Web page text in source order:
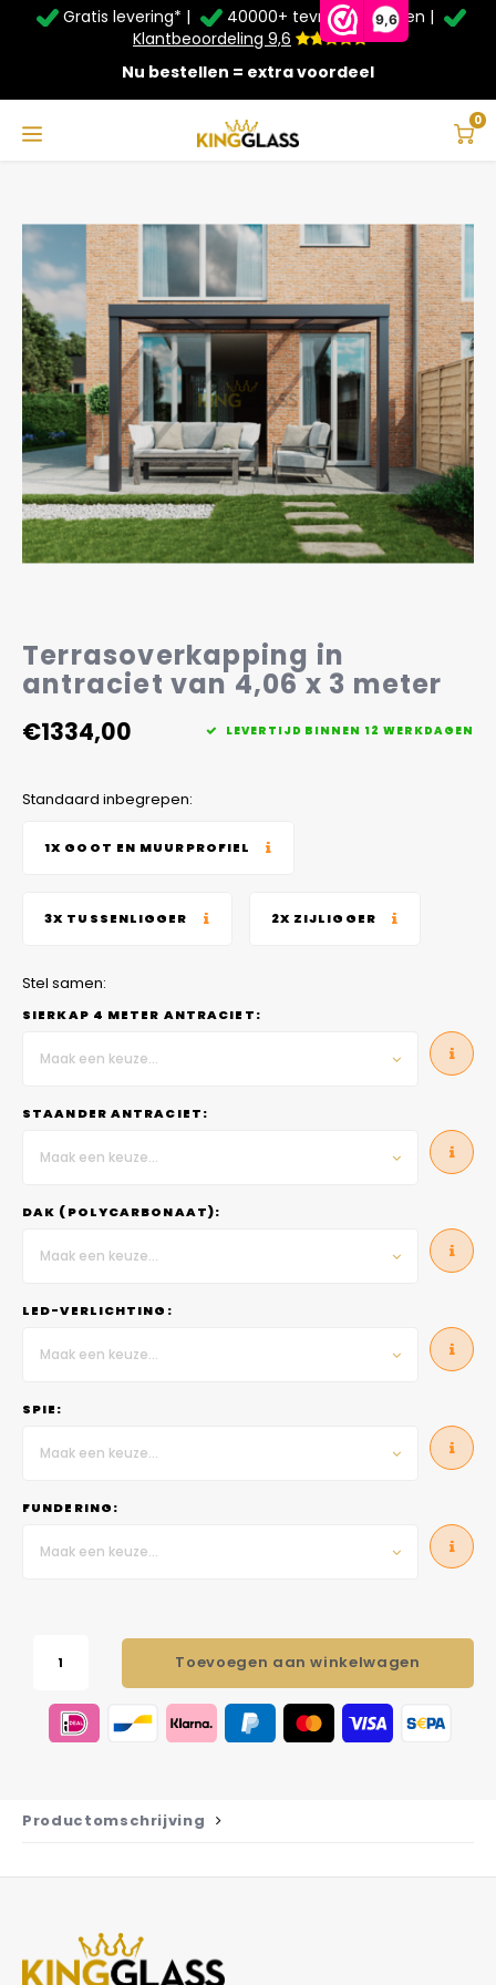
9,6
Service & Contact
Bezorging
Afhalen
Montage
Betaalmethoden
Garantie
Veelgestelde vragen
Taal
Deutsch
Gratis levering* |
40000+ tevreden klanten |
Klantbeoordeling 9,6
Nu bestellen = extra voordeel
0
Zomer Deals: Tot 20% kortingop schuifwanden en
veranda's +€20extra kassa korting*
Terrasoverkapping in antraciet van 4,06 x 3 meter
Terrasoverkapping in
antraciet van 4,06 x 3 meter
€1334,00 LEVERTIJD BINNEN 12 WERKDAGEN
Standaard inbegrepen:
1X GOOT EN MUURPROFIEL
3X TUSSENLIGGER 2X ZIJLIGGER
Stel samen:
SIERKAP 4 METER ANTRACIET:
Maak een keuze...
STAANDER ANTRACIET:
Maak een keuze...
DAK (POLYCARBONAAT):
Maak een keuze...
LED-VERLICHTING:
Maak een keuze...
SPIE:
Maak een keuze...
FUNDERING:
Maak een keuze...
Toevoegen aan winkelwagen
Productomschrijving